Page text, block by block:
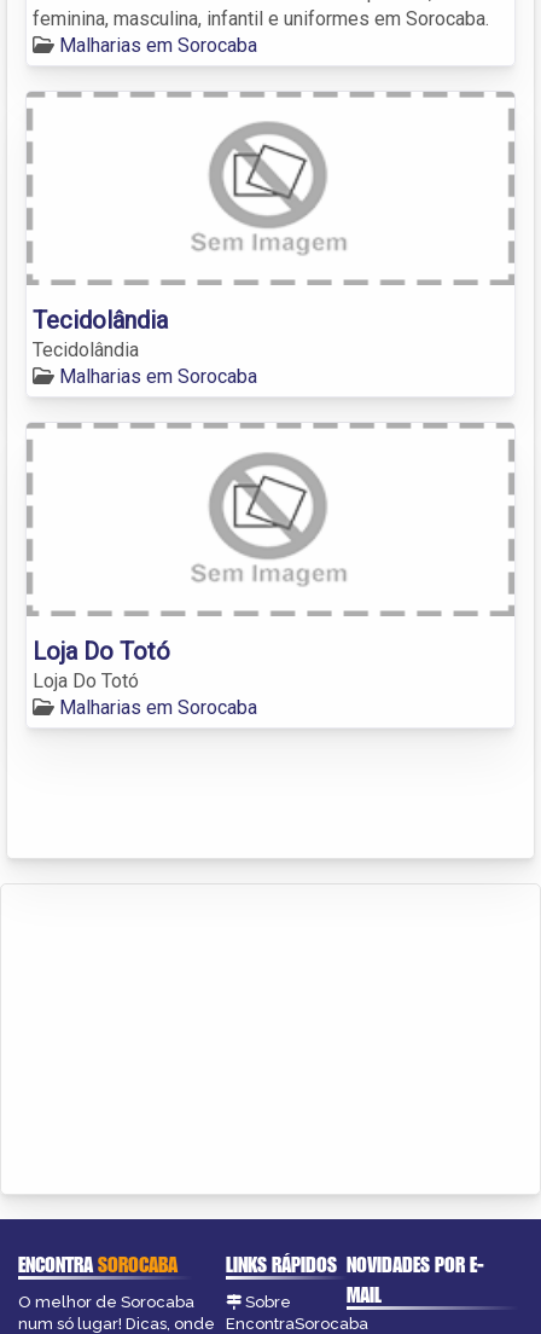
feminina, masculina, infantil e uniformes em Sorocaba.
Malharias em Sorocaba
Tecidolândia
Tecidolândia
Malharias em Sorocaba
Loja Do Totó
Loja Do Totó
Malharias em Sorocaba
ENCONTRASOROCABA
O melhor de Sorocaba
num só lugar! Dicas, onde
LINKS RÁPIDOS
Sobre
EncontraSorocaba
NOVIDADES POR E-
MAIL